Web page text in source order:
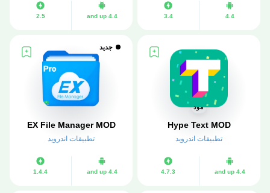
4.4
3.4
4.4 and up
2.5
مود
Hype Text MOD
تطبيقات اندرويد
4.4 and up
4.7.3
جديد
EX File Manager MOD
تطبيقات اندرويد
4.4 and up
1.4.4